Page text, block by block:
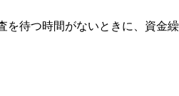
待つ時間がないときに、資金